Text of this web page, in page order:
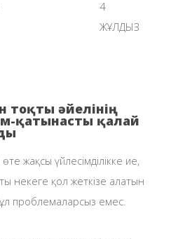
4
ЖҰЛДЫЗ
әйелінің
қатынасты қалай
жақсы үйлесімділікке ие,
некеге қол жеткізе алатын
проблемаларсыз емес.